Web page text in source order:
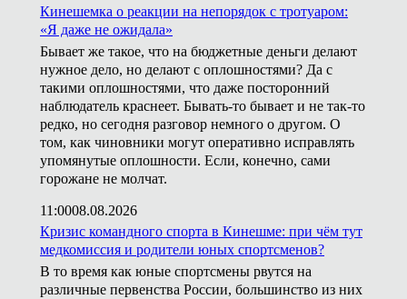
Кинешемка о реакции на непорядок с тротуаром:
«Я даже не ожидала»
Бывает же такое, что на бюджетные деньги делают
нужное дело, но делают с оплошностями? Да с
такими оплошностями, что даже посторонний
наблюдатель краснеет. Бывать-то бывает и не так-то
редко, но сегодня разговор немного о другом. О
том, как чиновники могут оперативно исправлять
упомянутые оплошности. Если, конечно, сами
горожане не молчат.
11:0008.08.2026
Кризис командного спорта в Кинешме: при чём тут
медкомиссия и родители юных спортсменов?
В то время как юные спортсмены рвутся на
различные первенства России, большинство из них